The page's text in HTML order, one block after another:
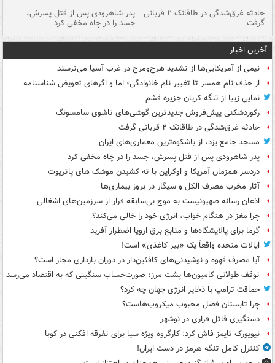
حادثه غرق‌شدگی در طاقانک ۲ قربانی
گرفت
پدر شاهرودی پس از قتل پسرش،
جسد را در چاه مخفی کرد
آخرین اخبار
نیمی از آمریکایی‌ها از تشدید هرج‌ومرج در غرب آسیا می‌ترسند
از حذف نام همسر تا تغییر نام خانوادگی؛ اما و اگرهای تعویض شناسنامه
نمایی زیبا از تنگه کریان جزیره قشم
رکوردشکنی پیش‌فروش جدیدترین گوشی‌های تاشوی سامسونگ
حادثه غرق‌شدگی در طاقانک ۲ قربانی گرفت
مسجد جامع یزد، از باشکوه‌ترین معماری‌های ایران
پدر شاهرودی پس از قتل پسرش، جسد را در چاه مخفی کرد
دردسر همزمان آمریکا و اوکراین با ته کشیدن موشک های پاتریوت
آثار مخرب مصرف الکل و سیگار در بروز بیماری‌ها
اذعان رسانه صهیونیست به موج بی‌سابقه فرار از سرزمین‌های اشغالی
چرا مغز در هنگام خواب، انرژی خود را خالی می‌کند؟
گرما برای پالایشگاه‌ها و منابع برق اروپا اضطرار آفرید
ایالات متحده واقعاً یک «ببر کاغذی» است!
آیا مصرف قهوه و نوشیدنی‌های کافئین‌دار در دوران بارداری مجاز است؟
توقف طولانی کامیون‌ها پشت مرز؛ صورت‌حساب سنگینی که به اقتصاد می‌رسد
حماقت ترامپ با ذخایر انرژی جهان چه کرد؟
چرا تابستان فصل محبوب میکروب‌هاست؟
دستگیری قاتل فراری در نوشهر
نیویورک تایمز فاش کرد: کارگروه ویژه سیا برای تفرقه افکنی در کوبا
کنترل کامل تنگه هرمز در دست ایران!